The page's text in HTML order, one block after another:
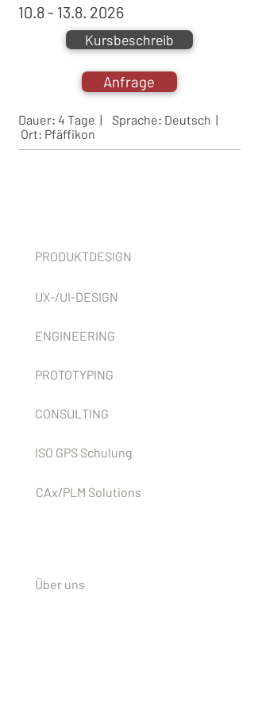
10.8 - 13.8. 2026
Kursbeschreib
Anfrage
Dauer: 4 Tage | Sprache: Deutsch |
Ort: Pfäffikon
PRODUKTDESIGN
ENGINEERING
PROTOTYPING
ISO GPS Schulung
CONSULTING
UX-/UI-DESIGN
CAx/PLM Solutions
Über uns